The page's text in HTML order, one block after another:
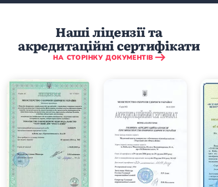
Наші ліцензії та
акредитаційні сертифікати
НА СТОРІНКУ ДОКУМЕНТІВ